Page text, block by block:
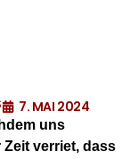
7. MAI 2024
uns
Zeit verriet, dass